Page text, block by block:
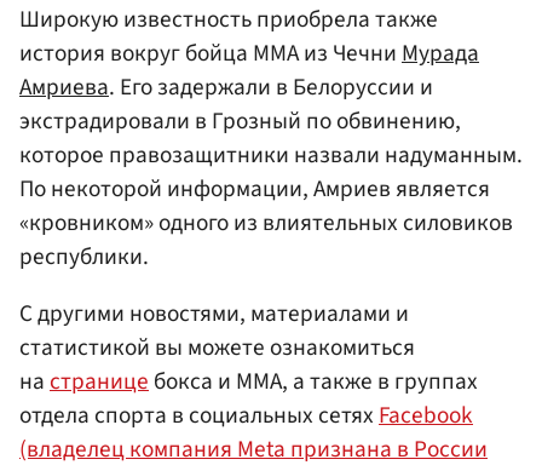
Широкую известность приобрела также
история вокруг бойца ММА из ЧечниМурада
Амриева. Его задержали в Белоруссии и
экстрадировали в Грозный по обвинению,
которое правозащитники назвали надуманным.
По некоторой информации, Амриев является
«кровником» одного из влиятельных силовиков
республики.
С другими новостями, материалами и
статистикой вы можете ознакомиться
настраницебокса и ММА, а также в группах
отдела спорта в социальных сетяхFacebook
(владелец компания Meta признана в России